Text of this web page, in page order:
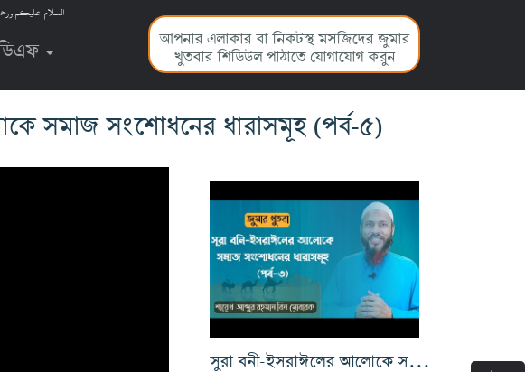
السلام عليكم ورحمة
আপনার এলাকার বা নিকটস্থ মসজিদের জুমার
খুতবার শিডিউল পাঠাতে যোগাযোগ করুন
সমাজ সংশোধনের ধারাসমূহ (পর্ব-৫)
সুরা বনী-ইসরাঈলের আলোকে সমাজ সংশোধনের ধারাসমূহ(পর্ব-৩)